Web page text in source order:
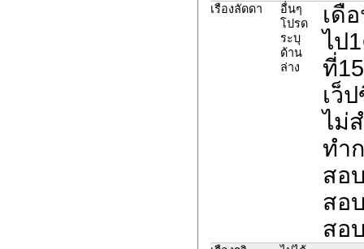
เรืองลัดดา
อื่นๆ
โปรด
ระบุ
ด้าน
ล่าง
เดื
ไป
ที่
เว็
ไม่
ทำ
สอ
สอ
สอ